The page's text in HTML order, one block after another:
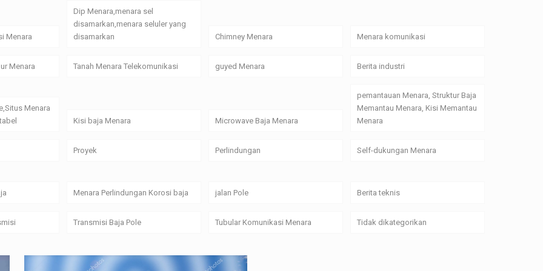
Menara
Dip Menara,menara sel
disamarkan,menara seluler yang
disamarkan
Chimney Menara Menara komunikasi
Menara Tanah Menara Telekomunikasi guyed Menara Berita industri
Menara
Kisi baja Menara Microwave Baja Menara
pemantauan Menara, Struktur Baja
Memantau Menara, Kisi Memantau
Menara
Proyek Perlindungan Self-dukungan Menara
Menara Perlindungan Korosi baja jalan Pole Berita teknis
Transmisi Baja Pole Tubular Komunikasi Menara Tidak dikategorikan